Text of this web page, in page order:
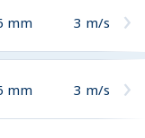
mm 3 m/s
mm 3 m/s